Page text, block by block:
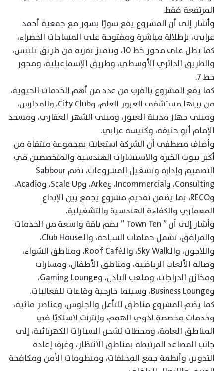
المرتفعة فقط.
وأشار إلى أن المشروع يقع سورًا بسور مع جمعية أحمد
عرابي، بإطلالة مباشرة ومفتوحة على المساحات الخضراء،
كما يطل على محور خط 10، ويتميز بقربه من طريق بلبيس،
والطريق الدائري الأوسطي، وطريق الإسماعيلية، ومحور
خط 7.
كما يقع المشروع بالقرب من عدد من أهم الخدمات الحيوية،
من بينها مستشفى العبور العام، وCity Club، والمدارس،
ومبنى جهاز مدينة العبور، ومبنى الشهر العقاري، ومسجد
الإمام أبو حنيفة، وكنيسة عرابي.
وأضاف مصطفى أن الشركة استعانت بمجموعة منتقاة من
أكبر بيوت الخبرة والاستشارات الهندسية والمتخصصين في
التصميم وإدارة وتشغيل المشروعات، تضم Sabbour
Consulting، وIncommercial، وArke، وScale Up، وAcadio،
وRECO، بما يضمن تقديم مشروع يجمع بين الإبداع
المعماري والكفاءة الهندسية والتشغيلية.
وأشار إلى أن ” Town Ten ” يضم باقة واسعة من الخدمات
والمرافق، تشمل حمامات السباحة، والـClub House،
واللاجون، والـSky Walk، والـRoof Café، ومناطق الشواء،
وصالة الألعاب الرياضية، ومناطق الأطفال، ومسارات
ومخازن الدراجات، وملعب البادل، وGaming Lounge،
وBusiness Lounge، وسينما خارجية وقاعات للفعاليات.
كما يضم المشروع مناطق للتأمل والجلوس، وعناصر مائية،
وخدمات مخصصة لذوي الهمم، وإنترنت لاسلكيًا في
المناطق العامة، ومحطات لشحن السيارات الكهربائية، إلى
جانب المصاعد المرتبطة بمناطق الانتظار، وغرف إعادة
التدوير، وأنظمة جمع المخلفات، ومنظومات الأمن ومكافحة